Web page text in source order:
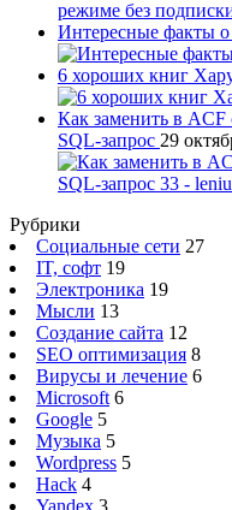
Интересные факты
6 хороших книг
Как заменить в
SQL-запрос 29
Рубрики
Социальные сети 27
IT, софт 19
Электроника 19
Мысли 13
Создание сайта 12
SEO оптимизация 8
Вирусы и лечение 6
Microsoft 6
Google 5
Музыка 5
Wordpress 5
Hack 4
Yandex 3